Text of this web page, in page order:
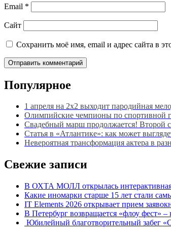
Email *
Сайт
Сохранить моё имя, email и адрес сайта в
Популярное
1 апреля на 2х2 выходит пародийная
Олимпийские чемпионы по спортивной
Свадебный марш продолжается!
Статья в «Атлантике»: как может
Невероятная трансформация актера в
Свежие записи
В ОХТА МОЛЛ открылась интерактивная
Какие иномарки старше 15 лет стали
IT Elements 2026 открывает прием
В Петербург возвращается «флоу фест»
Юбилейный благотворительный забег